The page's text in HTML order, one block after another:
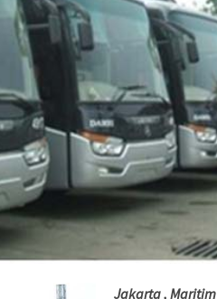
Jakarta , Maritim